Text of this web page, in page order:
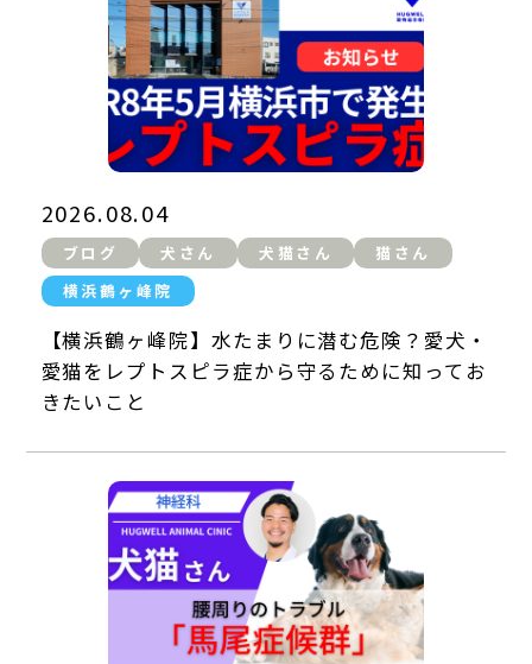
整形外科 腫瘍科
耳科・皮膚科 循環器科
神経科 腎泌尿器科
消化器科 栄養管理科
健康診断
2026.08.04
ブログ 犬さん 犬猫さん
猫さん
横浜鶴ヶ峰院
【横浜鶴ヶ峰院】水たまりに潜む危険？愛犬・
愛猫をレプトスピラ症から守るために知ってお
きたいこと